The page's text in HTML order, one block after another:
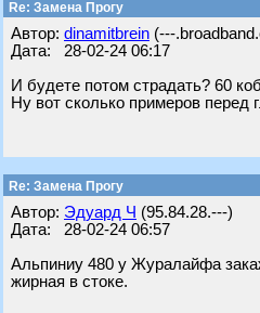
Re: Замена Прогу
Автор: dinamitbrein (---
Дата: 28-02-24 06:17
И будете потом страдать? 60
Ну вот сколько примеров перед
Re: Замена Прогу
Автор: Эдуард Ч (95.84.28.---)
Дата: 28-02-24 06:57
Альпиниу 480 у Журалайфа
жирная в стоке.